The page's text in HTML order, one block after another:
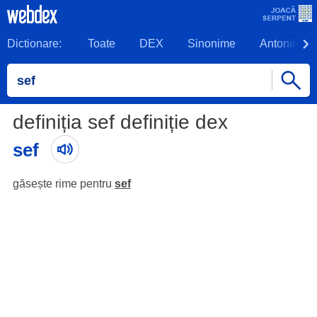
Dictionare: Toate DEX Sinonime Antonime
definiția sef definiție dex
sef
găsește rime pentru sef